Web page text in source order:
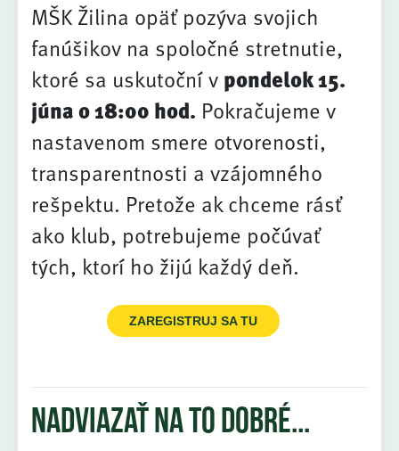
MŠK Žilina opäť pozýva svojich
fanúšikov na spoločné stretnutie,
ktoré sa uskutoční v pondelok 15.
júna o 18:00 hod. Pokračujeme v
nastavenom smere otvorenosti,
transparentnosti a vzájomného
rešpektu. Pretože ak chceme rásť
ako klub, potrebujeme počúvať
tých, ktorí ho žijú každý deň.
ZAREGISTRUJ SA TU
Nadviazať na to dobré...